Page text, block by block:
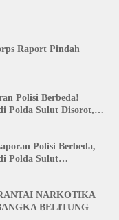
Raport Pindah
Polisi Berbeda!
Polda Sulut Disorot,
Polisi Berbeda,
Polda Sulut
NARKOTIKA
BELITUNG